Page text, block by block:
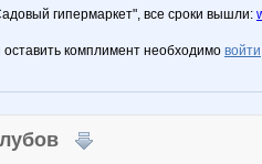
гипермаркет", все сроки вышли:
комплимент необходимо войти